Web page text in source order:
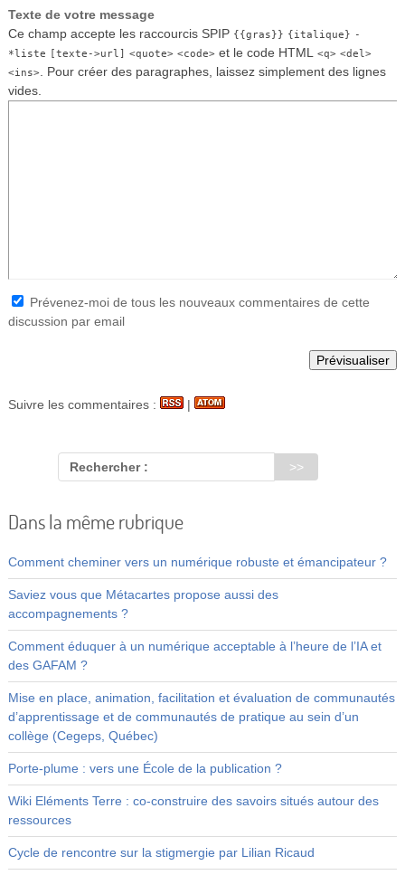
Texte de votre message
Ce champ accepte les raccourcis SPIP {{gras}} {italique} -
*liste [texte->url] <quote> <code>et le code HTML <q> <del>
<ins>. Pour créer des paragraphes, laissez simplement des lignes
vides.
Prévenez-moi de tous les nouveaux commentaires de cette
discussion par email
Suivre les commentaires : |
Rechercher :
Dans la même rubrique
Comment cheminer vers un numérique robuste et émancipateur ?
Saviez vous que Métacartes propose aussi des
accompagnements ?
Comment éduquer à un numérique acceptable à l’heure de l’IA et
des GAFAM ?
Mise en place, animation, facilitation et évaluation de communautés
d’apprentissage et de communautés de pratique au sein d’un
collège (Cegeps, Québec)
Porte-plume : vers une École de la publication ?
Wiki Eléments Terre : co-construire des savoirs situés autour des
ressources
Cycle de rencontre sur la stigmergie par Lilian Ricaud